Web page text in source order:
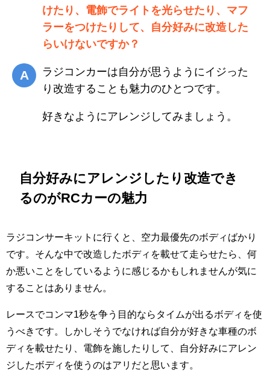
けたり、電飾でライトを光らせたり、マフ
ラーをつけたりして、自分好みに改造した
らいけないですか？
ラジコンカーは自分が思うようにイジった
り改造することも魅力のひとつです。
好きなようにアレンジしてみましょう。
自分好みにアレンジしたり改造でき
るのがRCカーの魅力
ラジコンサーキットに行くと、空力最優先のボディばかり
です。そんな中で改造したボディを載せて走らせたら、何
か悪いことをしているように感じるかもしれませんが気に
することはありません。
レースでコンマ1秒を争う目的ならタイムが出るボディを使
うべきです。しかしそうでなければ自分が好きな車種のボ
ディを載せたり、電飾を施したりして、自分好みにアレン
ジしたボディを使うのはアリだと思います。